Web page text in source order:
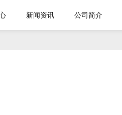
新闻资讯 公司简介